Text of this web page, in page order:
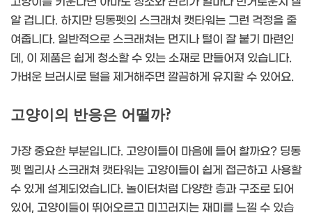
알 겁니다. 하지만 딩동펫의 스크래쳐 캣타워는 그런 걱정을 줄
여줍니다. 일반적으로 스크래쳐는 먼지나 털이 잘 붙기 마련인
데, 이 제품은 쉽게 청소할 수 있는 소재로 만들어져 있습니다.
가벼운 브러시로 털을 제거해주면 깔끔하게 유지할 수 있어요.
고양이의 반응은 어떨까?
가장 중요한 부분입니다. 고양이들이 마음에 들어 할까요? 딩동
펫 멜리사 스크래쳐 캣타워는 고양이들이 쉽게 접근하고 사용할
수 있게 설계되었습니다. 놀이터처럼 다양한 층과 구조로 되어
있어, 고양이들이 뛰어오르고 미끄러지는 재미를 느낄 수 있습